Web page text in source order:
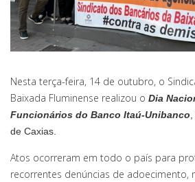
Nesta terça-feira, 14 de outubro, o
Baixada Fluminense realizou o Dia
Funcionários do Banco Itaú-Unibanco
de Caxias.
Atos ocorreram em todo o país para
recorrentes denúncias de adoecimento,